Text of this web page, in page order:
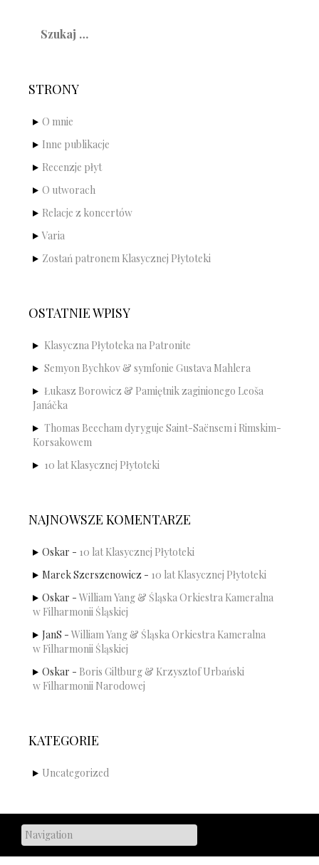
STRONY
O mnie
Inne publikacje
Recenzje płyt
O utworach
Relacje z koncertów
Varia
Zostań patronem Klasycznej Płytoteki
OSTATNIE WPISY
Klasyczna Płytoteka na Patronite
Semyon Bychkov & symfonie Gustava Mahlera
Łukasz Borowicz & Pamiętnik zaginionego Leoša
Janáčka
Thomas Beecham dyryguje Saint-Saënsem i Rimskim-
Korsakowem
10 lat Klasycznej Płytoteki
NAJNOWSZE KOMENTARZE
Oskar - 10 lat Klasycznej Płytoteki
Marek Szerszenowicz - 10 lat Klasycznej Płytoteki
Oskar - William Yang & Śląska Orkiestra Kameralna
w Filharmonii Śląskiej
JanS - William Yang & Śląska Orkiestra Kameralna
w Filharmonii Śląskiej
Oskar - Boris Giltburg & Krzysztof Urbański
w Filharmonii Narodowej
KATEGORIE
Uncategorized